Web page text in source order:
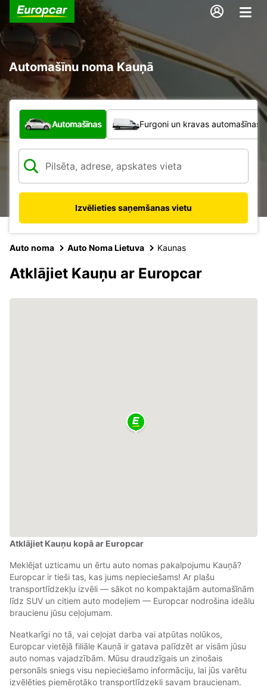
Automašīnu noma Kauņā
Kāda veida transportlīdzeklis?
Automašīnas Furgoni un kravas automašīnas
Izvēlieties saņemšanas vietu
Auto noma Auto Noma Lietuva Kaunas
Atklājiet Kauņu ar Europcar
Atklājiet Kauņu kopā ar Europcar
Meklējat uzticamu un ērtu auto nomas pakalpojumu Kauņā?
Europcar ir tieši tas, kas jums nepieciešams! Ar plašu
transportlīdzekļu izvēli — sākot no kompaktajām automašīnām
līdz SUV un citiem auto modeļiem — Europcar nodrošina ideālu
braucienu jūsu ceļojumam.
Neatkarīgi no tā, vai ceļojat darba vai atpūtas nolūkos,
Europcar vietējā filiāle Kauņā ir gatava palīdzēt ar visām jūsu
auto nomas vajadzībām. Mūsu draudzīgais un zinošais
personāls sniegs visu nepieciešamo informāciju, lai jūs varētu
izvēlēties piemērotāko transportlīdzekli savam braucienam.